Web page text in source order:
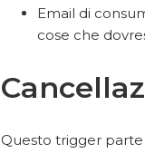
Email di
cose che
Questo trigger